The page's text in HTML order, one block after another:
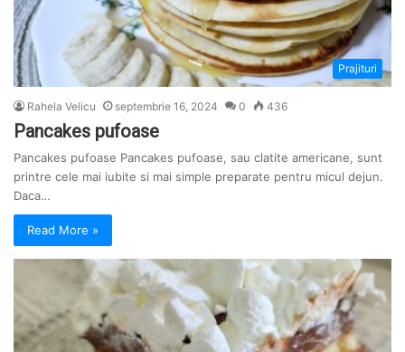
Prajituri
Rahela Velicu septembrie 16, 2024 0 436
Pancakes pufoase
Pancakes pufoase Pancakes pufoase, sau clatite americane, sunt
printre cele mai iubite si mai simple preparate pentru micul dejun.
Daca…
Read More »